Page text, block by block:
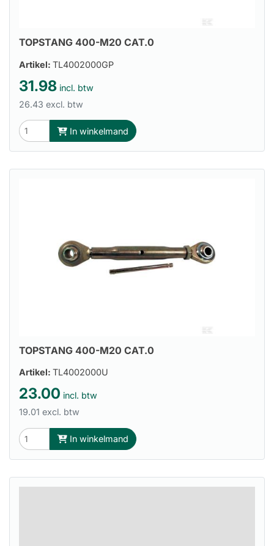
TOPSTANG 400-M20 CAT.0
Artikel: TL4002000GP
31.98 incl. btw
26.43 excl. btw
In winkelmand
TOPSTANG 400-M20 CAT.0
Artikel: TL4002000U
23.00 incl. btw
19.01 excl. btw
In winkelmand